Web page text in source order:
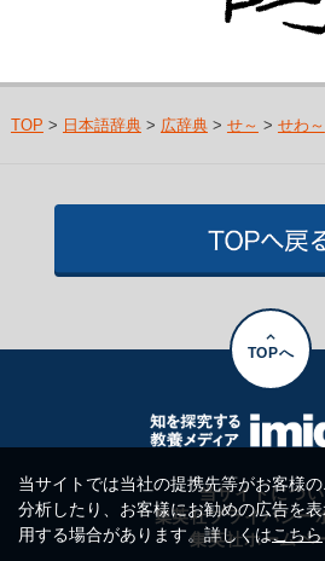
TOP > 日本語辞典> 広辞典> せ～ > せわ～
TOPへ
当サイトにつ
集英社プライバシー
集英社ホームペ
当サイトでは当社の提携先等がお客様
分析したり、お客様にお勧めの広告を
用する場合があります。詳しくはこちら